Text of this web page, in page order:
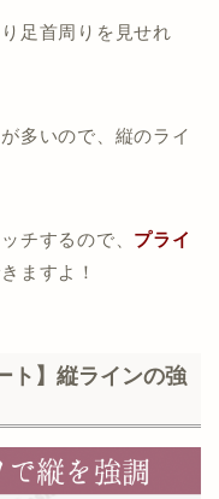
足首周りを見せれ
多いので、縦のライ
チするので、 プライ
ますよ！
ト】縦ラインの強